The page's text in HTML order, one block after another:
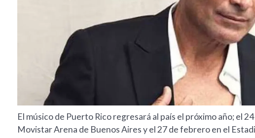
El músico de Puerto Rico regresará al país el próximo año; el
Movistar Arena de Buenos Aires y el 27 de febrero en el